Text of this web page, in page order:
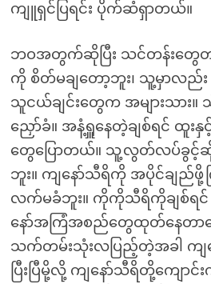
ကျူရှင်ပြရင်း ပိုက်ဆံရှာတယ်။
ဘဝအတွက်ဆိုပြီး သင်တန်းတွေ
ကို စိတ်မချတော့ဘူး၊ သူ့မှာလည်း
သူငယ်ချင်းတွေက အများသား။
ညှော်ခံ။ အနံ့ရှူနေတဲ့ချစ်ရင် ထူး
တွေပြောတယ်။ သူ့လွတ်လပ်ခွင့်ဆို
ဘူး။ ကျနော်သီရိကို အပိုင်ချည်ဖို့
လက်မခံဘူး။ ကိုကိုသီရိကိုချစ်ရင်
နော်အကြံအစည်တွေထုတ်နေတာပေ
သက်တမ်းသုံးလပြည့်တဲ့အခါ က
ပြီးပြီမို့လို့ ကျနော်သီရိတို့ကျောင်